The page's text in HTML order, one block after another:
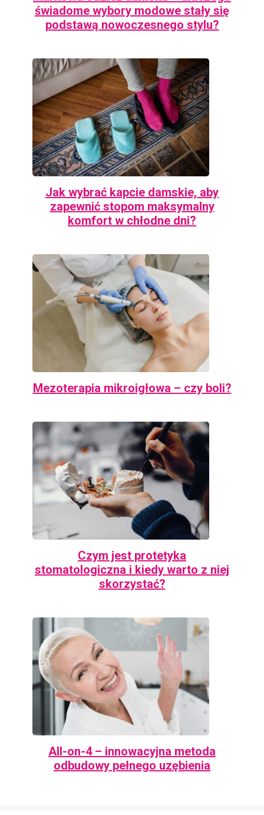
świadome wybory modowe stały się
podstawą nowoczesnego stylu?
Jak wybrać kapcie damskie, aby
zapewnić stopom maksymalny
komfort w chłodne dni?
Mezoterapia mikroigłowa – czy boli?
Czym jest protetyka
stomatologiczna i kiedy warto z niej
skorzystać?
All-on-4 – innowacyjna metoda
odbudowy pełnego uzębienia